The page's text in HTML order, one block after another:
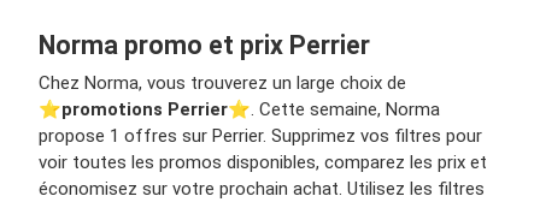
Norma promo et prix Perrier
Chez Norma, vous trouverez un large choix de
⭐️promotions Perrier⭐️. Cette semaine, Norma
propose 1 offres sur Perrier. Supprimez vos filtres pour
voir toutes les promos disponibles, comparez les prix et
économisez sur votre prochain achat. Utilisez les filtres